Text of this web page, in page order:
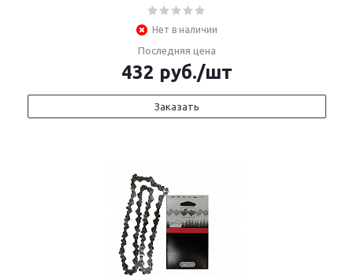
Нет в наличии
Последняя цена
432 руб./шт
Заказать